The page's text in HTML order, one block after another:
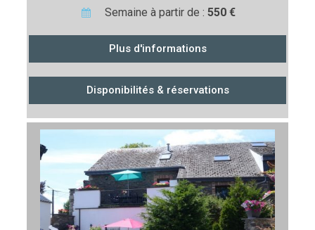
Semaine à partir de : 550 €
Plus d'informations
Disponibilités & réservations